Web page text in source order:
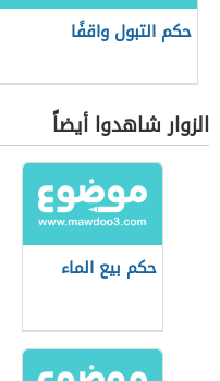
حكم التبول واقفًا
الزوار شاهدوا أيضاً
حكم بيع الماء